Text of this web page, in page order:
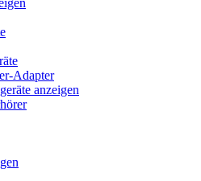
Adapter
anzeigen